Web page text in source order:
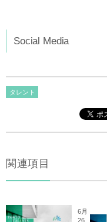
Social Media
タレント
関連項目
6月
26,